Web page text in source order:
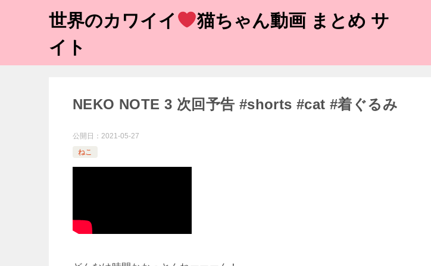
世界のカワイイ
猫ちゃん動画 まとめ サ
イト
NEKO NOTE 3 次回予告 #shorts #cat #着ぐるみ
公開日： 2021-05-27
ねこ